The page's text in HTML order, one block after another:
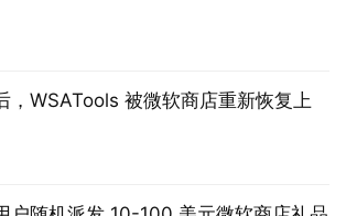
，WSATools 被微软商店重新恢复上